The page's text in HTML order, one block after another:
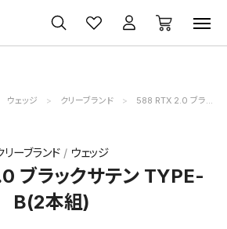
用品
買取
無料査定
クーポン
一覧
ウェッジ クリーブランド 588 RTX 2.0 ブラックサテン TYPE-B(2本組)
リーブランド ウェッジ
ブラックサテン TYPE-
B(2本組)